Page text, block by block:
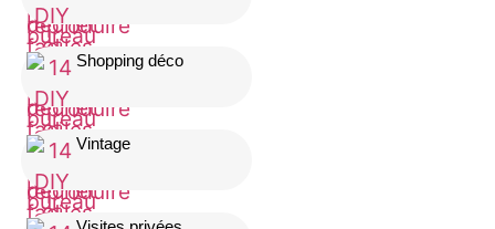
Shopping déco
Vintage